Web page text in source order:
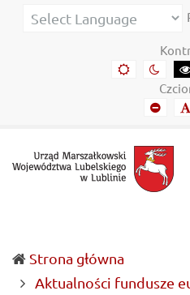
Urząd
Informacje
Lubelszczyźnie
Domyślny
kontrast
font
Strona główna
Aktualności fundusze